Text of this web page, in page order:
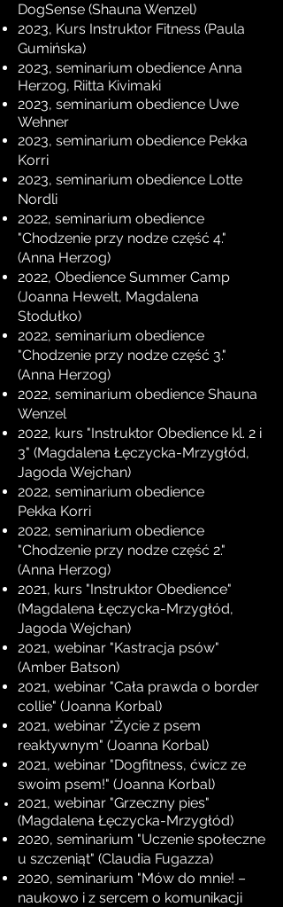
DogSense (Shauna Wenzel)
2023, Kurs Instruktor Fitness (Paula
Gumińska)
2023, seminarium obedience Anna
Herzog, Riitta Kivimaki
2023, seminarium obedience Uwe
Wehner
2023, seminarium obedience Pekka
Korri
2023, seminarium obedience Lotte
Nordli
2022, seminarium obedience
"Chodzenie przy nodze część 4."
(Anna Herzog)
2022, Obedience Summer Camp
(Joanna Hewelt, Magdalena
Stodułko)
2022, seminarium obedience
"Chodzenie przy nodze część 3."
(Anna Herzog)
2022, seminarium obedience Shauna
Wenzel
2022, kurs "Instruktor Obedience kl. 2 i
3" (Magdalena Łęczycka-Mrzygłód,
Jagoda Wejchan)
2022, seminarium obedience
Pekka Korri
2022, seminarium obedience
"Chodzenie przy nodze część 2."
(Anna Herzog)
2021, kurs "Instruktor Obedience"
(Magdalena Łęczycka-Mrzygłód,
Jagoda Wejchan)
2021, webinar "Kastracja psów"
(Amber Batson)
2021, webinar "Cała prawda o border
collie" (Joanna Korbal)
2021, webinar "Życie z psem
reaktywnym" (Joanna Korbal)
2021, webinar "Dogfitness, ćwicz ze
swoim psem!" (Joanna Korbal)
2021, webinar "Grzeczny pies"
(Magdalena Łęczycka-Mrzygłód)
2020, seminarium "Uczenie społeczne
u szczeniąt" (Claudia Fugazza)
2020, seminarium "Mów do mnie! –
naukowo i z sercem o komunikacji